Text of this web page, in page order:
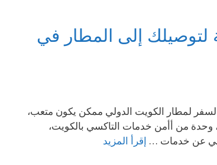
إلى المطار في
تاكسي مطار الكويت – السفر لمطار الكويت الدولي ممكن يكون متعب،
خصوصًا لو مستعجل على رحلتك أو حامل شنط تقيلة. هنا يجي دور Kuwait Kio Taxi، وحدة من أأمن خدمات التاكسي بالكويت،
شي عن خدمات … إقرأ المزيد